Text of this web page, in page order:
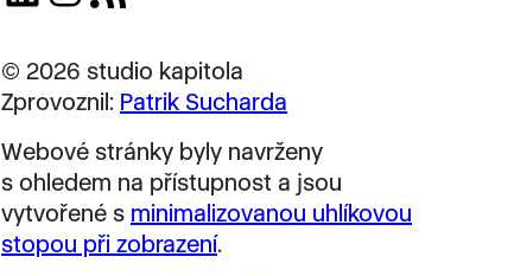
© 2026 studio kapitola
Zprovoznil: Patrik Sucharda
Webové stránky byly navrženy
s ohledem na přístupnost a jsou
vytvořené s minimalizovanou uhlíkovou
stopou při zobrazení.